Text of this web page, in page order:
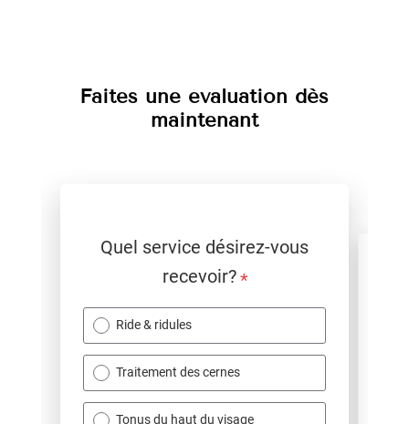
Faites une évaluation dès
maintenant